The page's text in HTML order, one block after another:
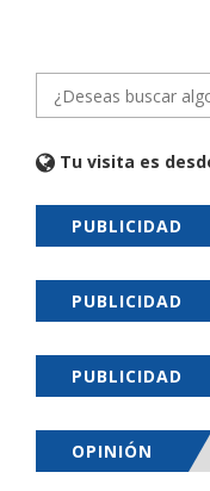
Tu visita es
PUBLICIDAD
PUBLICIDAD
PUBLICIDAD
OPINIÓN